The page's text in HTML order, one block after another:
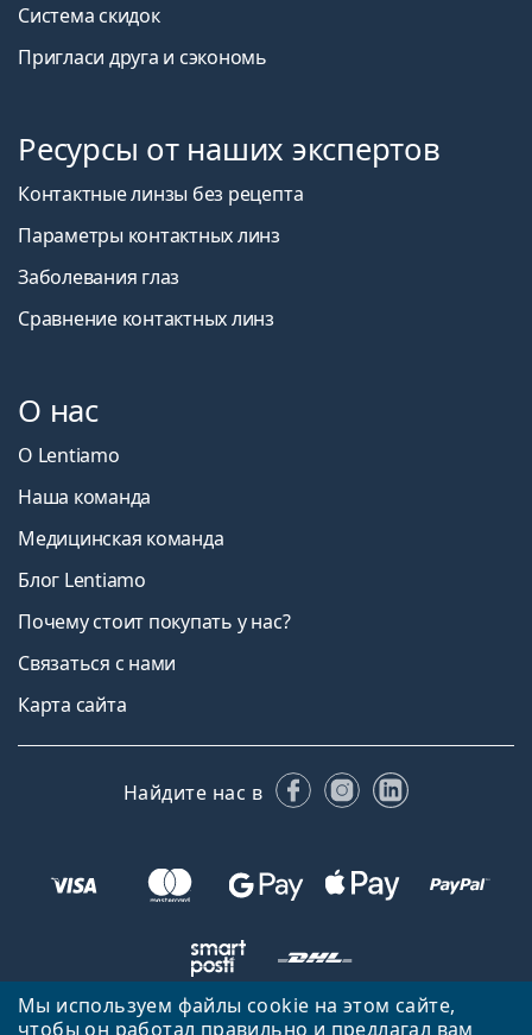
Мы используем файлы cookie на этом сайте,
чтобы он работал правильно и предлагал вам
Система скидок
Пригласи друга и сэкономь
Ресурсы от наших экспертов
Контактные линзы без рецепта
Параметры контактных линз
Заболевания глаз
Сравнение контактных линз
О нас
О Lentiamo
Наша команда
Медицинская команда
Блог Lentiamo
Почему стоит покупать у нас?
Связаться с нами
Карта сайта
Найдите нас в FacebookInstagram
LinkedIn
Вернуться на главную страницу Вверх